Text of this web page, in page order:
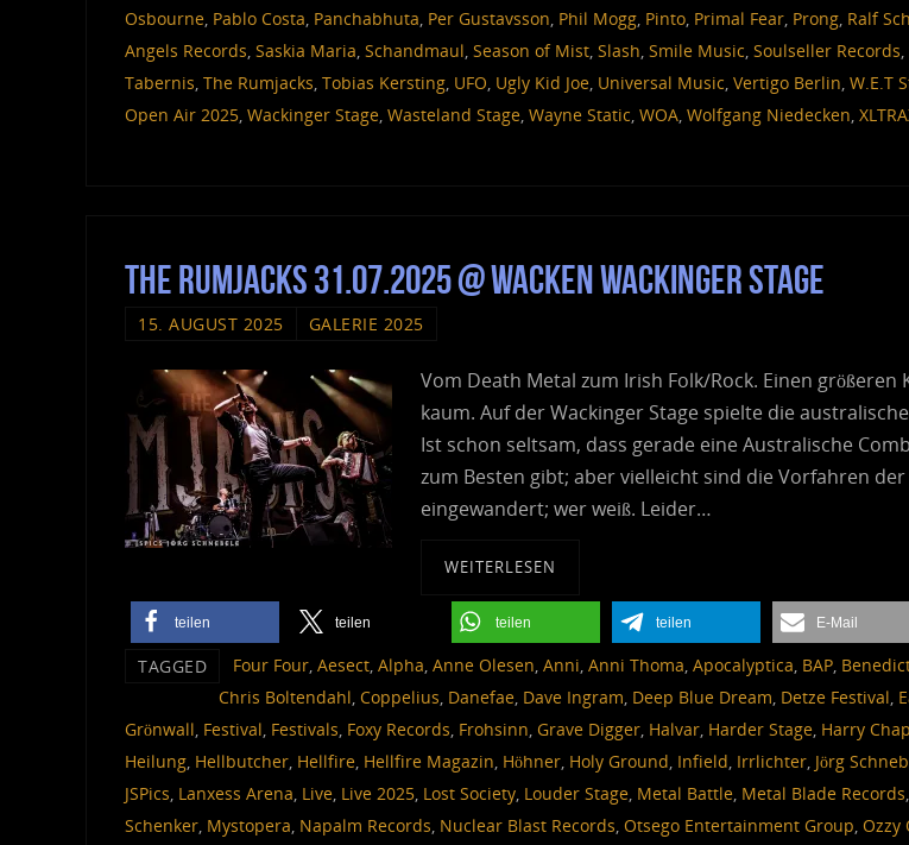
Osbourne, Pablo Costa, Panchabhuta, Per Gustavsson, Phil Mogg, Pinto, Primal Fear, Prong, Ralf
Angels Records, Saskia Maria, Schandmaul, Season of Mist, Slash, Smile Music, Soulseller Records,
Tabernis, The Rumjacks, Tobias Kersting, UFO, Ugly Kid Joe, Universal Music, Vertigo Berlin, W.E.T
Open Air 2025, Wackinger Stage, Wasteland Stage, Wayne Static, WOA, Wolfgang Niedecken,
The Rumjacks 31.07.2025 @ Wacken Wackinger Stage
15. AUGUST 2025 GALERIE 2025
Vom Death Metal zum Irish Folk/Rock. Einen größeren
kaum. Auf der Wackinger Stage spielte die
Ist schon seltsam, dass gerade eine Australische
zum Besten gibt; aber vielleicht sind die Vorfahren
eingewandert; wer weiß. Leider…
WEITERLESEN
teilen teilen teilen teilen E-Mail
TAGGED ‎ Four Four, Aesect, Alpha, Anne Olesen, Anni, Anni Thoma, Apocalyptica, BAP,
Chris Boltendahl, Coppelius, Danefae, Dave Ingram, Deep Blue Dream, Detze Festival,
Grönwall, Festival, Festivals, Foxy Records, Frohsinn, Grave Digger, Halvar, Harder Stage, Harry
Heilung, Hellbutcher, Hellfire, Hellfire Magazin, Höhner, Holy Ground, Infield, Irrlichter, Jörg
JSPics, Lanxess Arena, Live, Live 2025, Lost Society, Louder Stage, Metal Battle, Metal Blade Records,
Schenker, Mystopera, Napalm Records, Nuclear Blast Records, Otsego Entertainment Group, Ozzy